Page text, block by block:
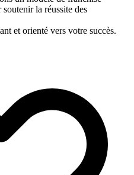
la réussite des
et orienté vers votre succès.